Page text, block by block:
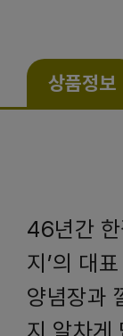
상품정보
46년간 한
지’의 대
양념장과
지 알차게